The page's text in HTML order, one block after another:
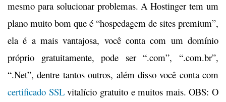
mesmo para solucionar problemas. A Hostinger tem um
plano muito bom que é “hospedagem de sites premium”,
ela é a mais vantajosa, você conta com um domínio
próprio gratuitamente, pode ser “.com”, “.com.br”,
“.Net”, dentre tantos outros, além disso você conta com
certificado SSLvitalício gratuito e muitos mais. OBS: O